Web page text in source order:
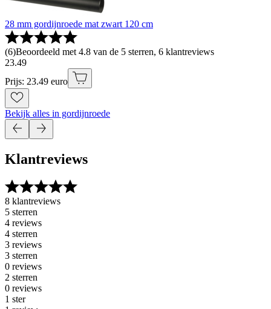
28 mm gordijnroede mat zwart 120 cm
(6)Beoordeeld met 4.8 van de 5 sterren, 6 klantreviews
23.49
Prijs: 23.49 euro
Bekijk alles in gordijnroede
Klantreviews
8 klantreviews
5 sterren
4 reviews
4 sterren
3 reviews
3 sterren
0 reviews
2 sterren
0 reviews
1 ster